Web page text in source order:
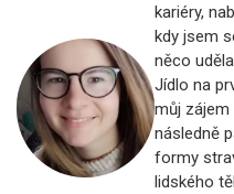
kariéry,
kdy jsem
něco
Jídlo na
můj
následně
formy
lidského